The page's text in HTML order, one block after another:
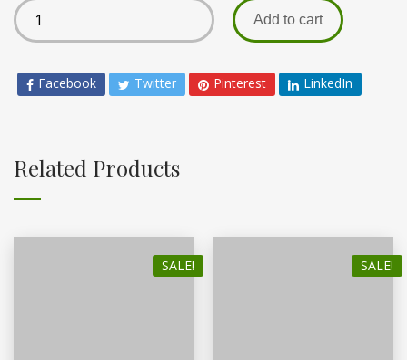
Add to cart
Facebook Twitter Pinterest LinkedIn
Related Products
SALE! SALE!